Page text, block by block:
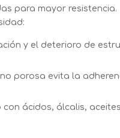
para mayor resistencia.
y el deterioro de
porosa evita la
ácidos, álcalis,